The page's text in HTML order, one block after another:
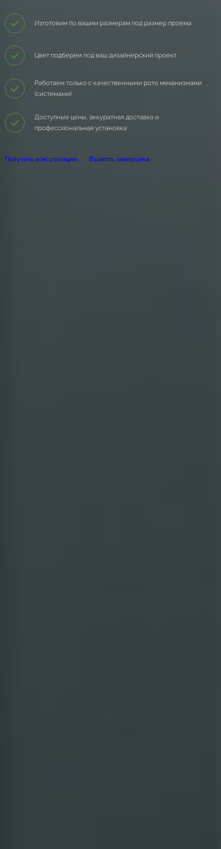
Изготовим по вашим размерам под размер проема
Цвет подберем под ваш дизайнерский проект
Работаем только с качественными рото механизмами
(системами)
Доступные цены, аккуратная доставка и
профессиональная установка
Получить консультацию Вызвать замерщика